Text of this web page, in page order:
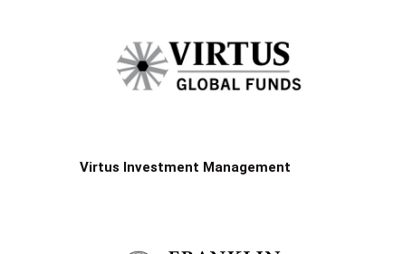
Virtus Investment Management